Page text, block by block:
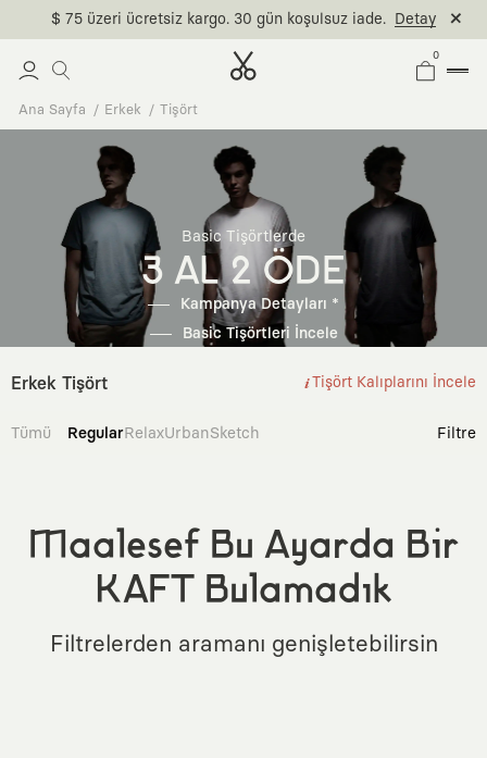
$ 75 üzeri ücretsiz kargo. 30 gün koşulsuz iade. Detay
0
Ana Sayfa Erkek Tişört
Basic Tişörtlerde
3 AL 2 ÖDE
Kampanya Detayları *
Basic Tişörtleri İncele
Erkek Tişört Tişört Kalıplarını İncele
Tümü RegularRelaxUrbanSketch Filtre
Maalesef Bu Ayarda Bir
KAFT Bulamadık
Filtrelerden aramanı genişletebilirsin